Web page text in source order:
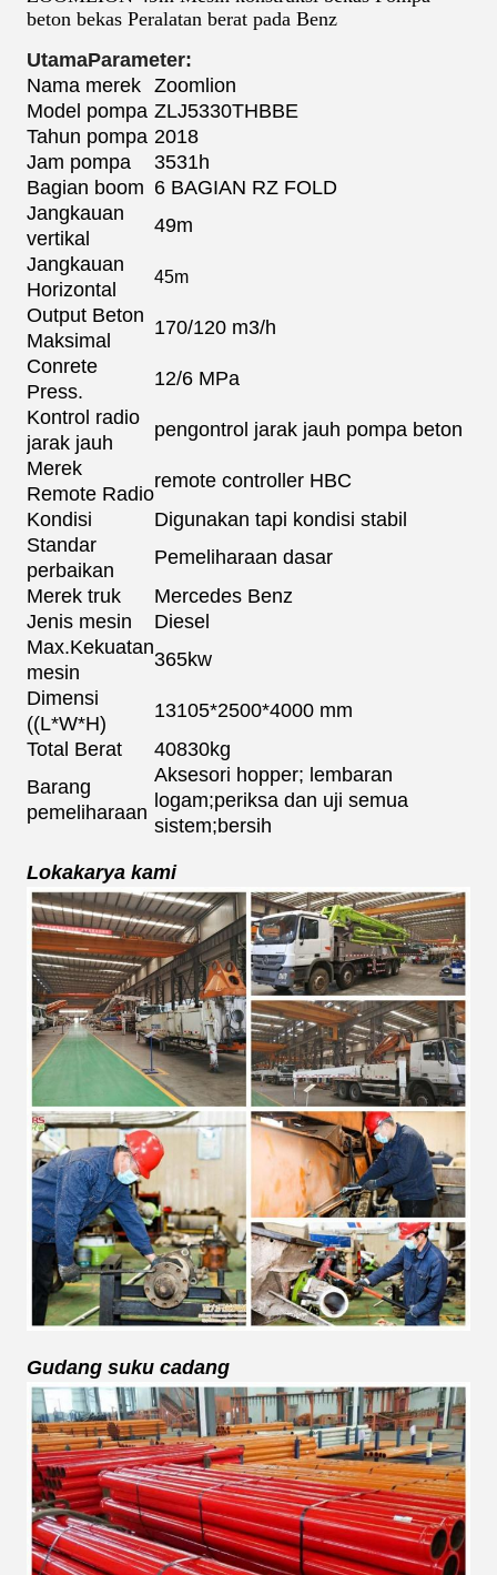
beton bekas Peralatan berat pada Benz
UtamaParameter:
Nama merek Zoomlion
Model pompa ZLJ5330THBBE
Tahun pompa 2018
Jam pompa
3531h
Bagian boom 6 BAGIAN RZ FOLD
Jangkauan
vertikal
49m
Jangkauan
Horizontal
45m
Output Beton
Maksimal
170/120 m3/h
Conrete
Press.
12/6 MPa
Kontrol radio
jarak jauh
pengontrol jarak jauh pompa beton
Merek
Remote Radio
remote controller HBC
Kondisi
Digunakan tapi kondisi stabil
Standar
perbaikan
Pemeliharaan dasar
Merek truk
Mercedes Benz
Jenis mesin
Diesel
Max.Kekuatan
mesin
365kw
Dimensi
((L*W*H)
13105*2500*4000 mm
Total Berat
40830kg
Barang
pemeliharaan
Aksesori hopper; lembaran
logam;periksa dan uji semua
sistem;bersih
Lokakarya kami
Gudang suku cadang